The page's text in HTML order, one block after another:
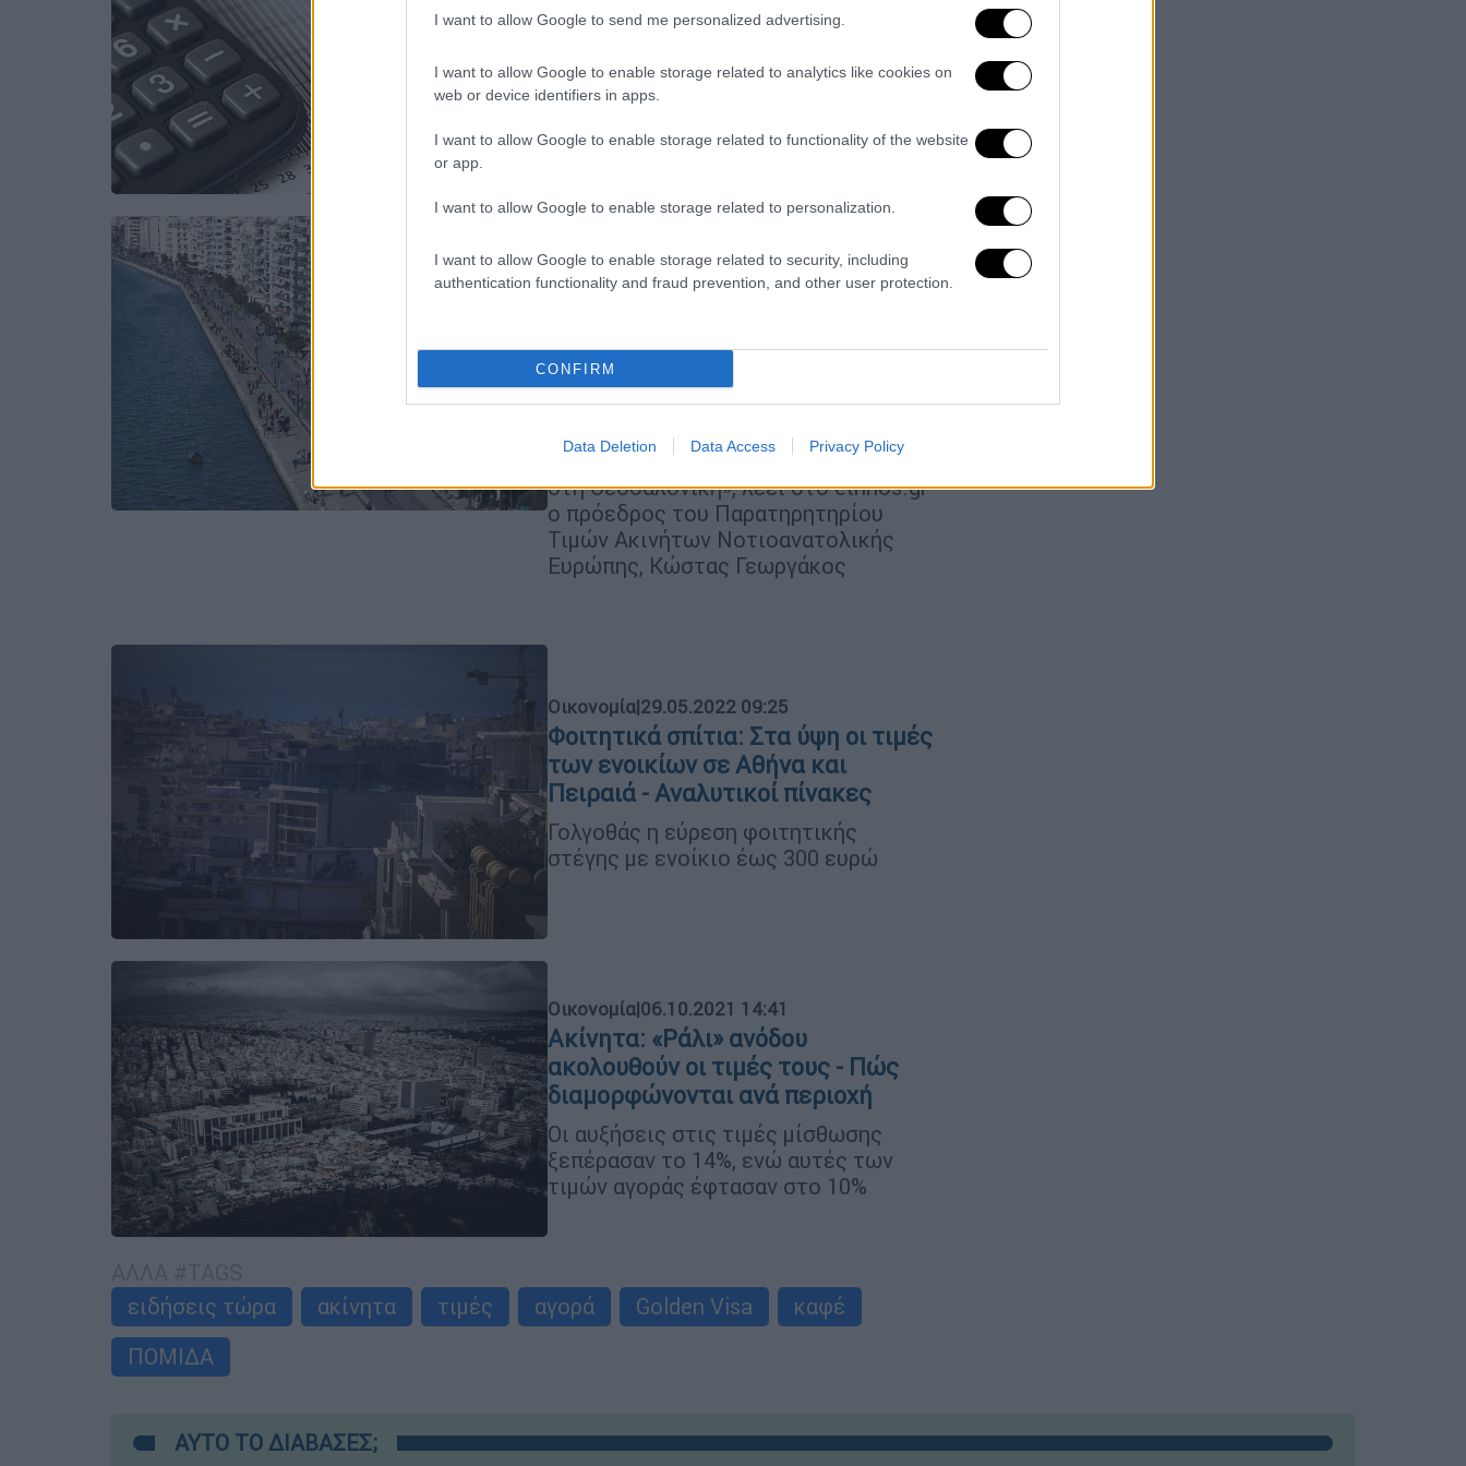
I want to allow Google to send me personalized advertising.
I want to allow Google to enable storage related to analytics like cookies on
web or device identifiers in apps.
I want to allow Google to enable storage related to functionality of the website
or app.
I want to allow Google to enable storage related to personalization.
I want to allow Google to enable storage related to security, including
authentication functionality and fraud prevention, and other user protection.
CONFIRM
Data Deletion Data Access Privacy Policy
διορθώσεις στο Ε9 και τα
μισθωτήρια
Ποια είναι η διαδικασία
Real estate: Επενδυτικές
προοπτικές στη Θεσσαλονίκη,
Αθήνα - Η «ακτινογραφία» της
αγοράς ακινήτων
«Προσωπικά δεν έχω δει ποτέ τόσο
μεγάλο ενδιαφέρον για
αποθηκευτικούς χώρους και γραφεία
στη Θεσσαλονίκη», λέει στο ethnos.gr
ο πρόεδρος του Παρατηρητηρίου
Τιμών Ακινήτων Νοτιοανατολικής
Ευρώπης, Κώστας Γεωργάκος
Οικονομία|29.05.2022 09:25
Φοιτητικά σπίτια: Στα ύψη οι τιμές
των ενοικίων σε Αθήνα και
Πειραιά - Αναλυτικοί πίνακες
Γολγοθάς η εύρεση φοιτητικής
στέγης με ενοίκιο έως 300 ευρώ
Οικονομία|06.10.2021 14:41
Ακίνητα: «Ράλι» ανόδου
ακολουθούν οι τιμές τους - Πώς
διαμορφώνονται ανά περιοχή
Οι αυξήσεις στις τιμές μίσθωσης
ξεπέρασαν το 14%, ενώ αυτές των
τιμών αγοράς έφτασαν στο 10%
ειδήσεις τώρα
ακίνητα τιμές αγορά Golden Visa
καφέ
ΠΟΜΙΔΑ
ΑΥΤΟ ΤΟ ΔΙΑΒΑΣΕΣ;